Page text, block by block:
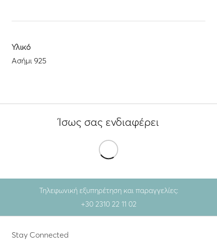
Υλικό
Ασήμι 925
Ίσως σας ενδιαφέρει
Τηλεφωνική εξυπηρέτηση και παραγγελίες:
+30 2310 22 11 02
Stay Connected